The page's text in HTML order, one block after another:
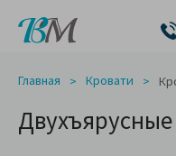
Главная Кровати